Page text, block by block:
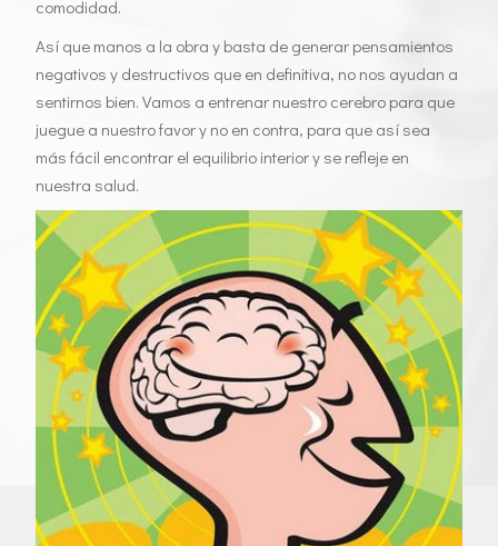
comodidad.
Así que manos a la obra y basta de generar pensamientos
negativos y destructivos que en definitiva, no nos ayudan a
sentirnos bien. Vamos a entrenar nuestro cerebro para que
juegue a nuestro favor y no en contra, para que así sea
más fácil encontrar el equilibrio interior y se refleje en
nuestra salud.